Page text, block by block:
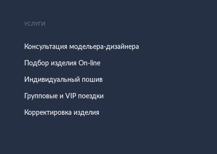
УСЛУГИ
Консультация модельера-дизайнера
Подбор изделия On-line
Индивидуальный пошив
Групповые и VIP поездки
Корректировка изделия